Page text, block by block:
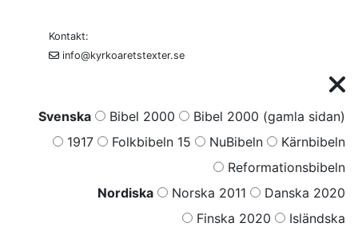
Kontakt:
info@kyrkoaretstexter.se
Svenska Bibel 2000
Bibel 2000 (gamla sidan)
1917
Folkbibeln 15 NuBibeln
Kärnbibeln
Reformationsbibeln
Nordiska
Norska 2011
Danska 2020
Finska 2020
Isländska